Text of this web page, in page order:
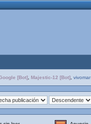
[Bot] Majestic-12 [Bot] vivomar